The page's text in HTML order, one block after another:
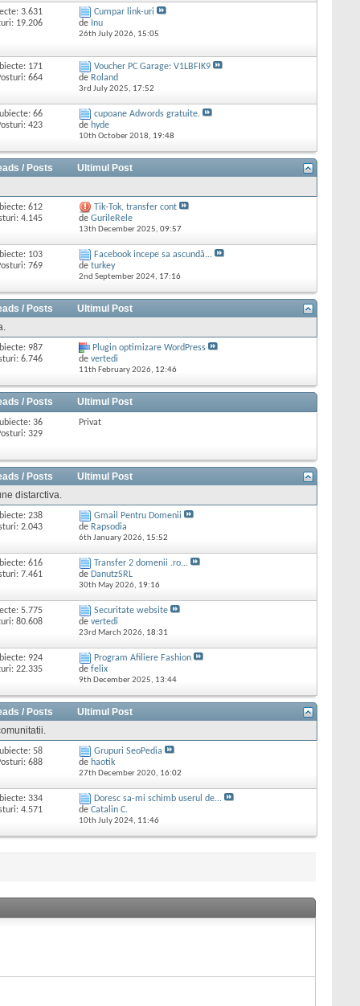
3.631
19.206
Cumpar link-uri
de Inu
26th July 2026, 15:05
171
664
Voucher PC Garage: V1LBFIK9
de Roland
3rd July 2025, 17:52
66
423
cupoane Adwords gratuite.
de hyde
10th October 2018, 19:48
/ Posts
Ultimul Post
612
4.145
Tik-Tok, transfer cont
de GurileRele
13th December 2025, 09:57
103
769
Facebook incepe sa ascundă...
de turkey
2nd September 2024, 17:16
/ Posts
Ultimul Post
987
6.746
Plugin optimizare WordPress
de vertedi
11th February 2026, 12:46
/ Posts Ultimul Post
36
329
Privat
/ Posts
Ultimul Post
distarctiva.
238
2.043
Gmail Pentru Domenii
de Rapsodia
6th January 2026, 15:52
616
7.461
Transfer 2 domenii .ro...
de DanutzSRL
30th May 2026, 19:16
5.775
80.608
Securitate website
de vertedi
23rd March 2026, 18:31
924
22.335
Program Afiliere Fashion
de felix
9th December 2025, 13:44
/ Posts
Ultimul Post
58
688
Grupuri SeoPedia
de haotik
27th December 2020, 16:02
334
4.571
Doresc sa-mi schimb userul de...
de Catalin C.
10th July 2024, 11:46